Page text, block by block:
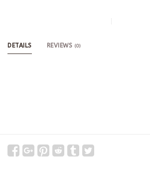
DETAILS REVIEWS (0)